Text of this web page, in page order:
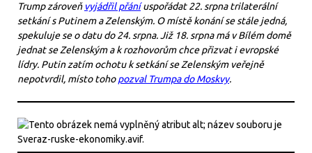
Trump zároveň vyjádřil přáníuspořádat 22. srpna trilaterální
setkání s Putinem a Zelenským. O místě konání se stále jedná,
spekuluje se o datu do 24. srpna. Již 18. srpna má v Bílém domě
jednat se Zelenským a k rozhovorům chce přizvat i evropské
lídry. Putin zatím ochotu k setkání se Zelenským veřejně
nepotvrdil, místo tohopozval Trumpa do Moskvy.